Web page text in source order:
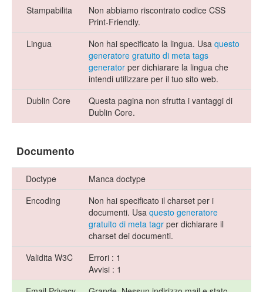
Stampabilita
Non abbiamo riscontrato codice CSS
Print-Friendly.
Lingua
Non hai specificato la lingua. Usa questo
generatore gratuito di meta tags
generator per dichiarare la lingua che
intendi utilizzare per il tuo sito web.
Dublin Core
Questa pagina non sfrutta i vantaggi di
Dublin Core.
Documento
Doctype
Manca doctype
Encoding
Non hai specificato il charset per i
documenti. Usa questo generatore
gratuito di meta tagr per dichiarare il
charset dei documenti.
Validita W3C
Errori : 1
Avvisi : 1